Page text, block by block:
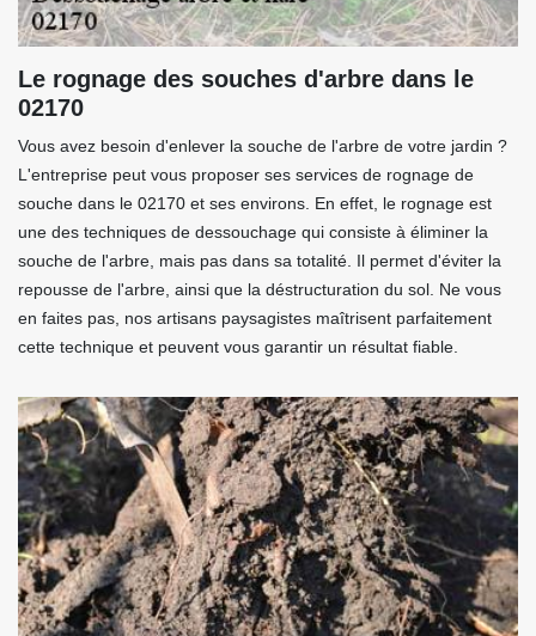
Le rognage des souches d'arbre dans le
02170
Vous avez besoin d'enlever la souche de l'arbre de votre jardin ?
L'entreprise peut vous proposer ses services de rognage de
souche dans le 02170 et ses environs. En effet, le rognage est
une des techniques de dessouchage qui consiste à éliminer la
souche de l'arbre, mais pas dans sa totalité. Il permet d'éviter la
repousse de l'arbre, ainsi que la déstructuration du sol. Ne vous
en faites pas, nos artisans paysagistes maîtrisent parfaitement
cette technique et peuvent vous garantir un résultat fiable.